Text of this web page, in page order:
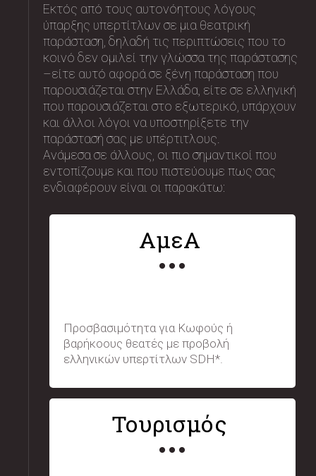
Εκτός από τους αυτονόητους λόγους
ύπαρξης υπερτίτλων σε μια θεατρική
παράσταση, δηλαδή τις περιπτώσεις που το
κοινό δεν ομιλεί την γλώσσα της παράστασης
–είτε αυτό αφορά σε ξένη παράσταση που
παρουσιάζεται στην Ελλάδα, είτε σε ελληνική
που παρουσιάζεται στο εξωτερικό, υπάρχουν
και άλλοι λόγοι να υποστηρίξετε την
παράστασή σας με υπέρτιτλους.
Ανάμεσα σε άλλους, οι πιο σημαντικοί που
εντοπίζουμε και που πιστεύουμε πως σας
ενδιαφέρουν είναι οι παρακάτω:
ΑμεA
Προσβασιμότητα για Κωφούς ή
βαρήκοους θεατές με προβολή
ελληνικών υπερτίτλων SDH*.
Τουρισμός